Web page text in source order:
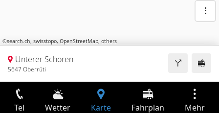
©search.ch, swisstopo, OpenStreetMap, others
Unterer Schoren
5647 Oberrüti
Tel Wetter Karte Fahrplan Mehr